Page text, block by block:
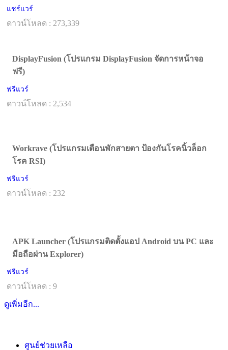
แชร์แวร์
ดาวน์โหลด : 273,339
DisplayFusion (โปรแกรม DisplayFusion จัดการหน้าจอ
ฟรี)
ฟรีแวร์
ดาวน์โหลด : 2,534
Workrave (โปรแกรมเตือนพักสายตา ป้องกันโรคนิ้วล็อก
โรค RSI)
ฟรีแวร์
ดาวน์โหลด : 232
APK Launcher (โปรแกรมติดตั้งแอป Android บน PC และ
มือถือผ่าน Explorer)
ฟรีแวร์
ดาวน์โหลด : 9
ดูเพิ่มอีก...
ศูนย์ช่วยเหลือ